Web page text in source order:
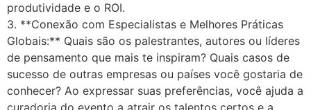
produtividade e o ROI.
3. **Conexão com Especialistas e Melhores Práticas
Globais:** Quais são os palestrantes, autores ou líderes
de pensamento que mais te inspiram? Quais casos de
sucesso de outras empresas ou países você gostaria de
conhecer? Ao expressar suas preferências, você ajuda a